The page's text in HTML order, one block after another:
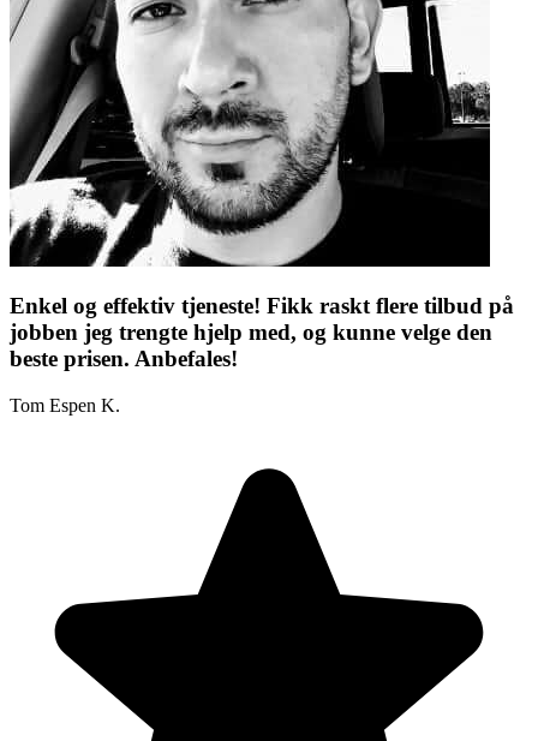
Enkel og effektiv tjeneste! Fikk raskt flere tilbud på
jobben jeg trengte hjelp med, og kunne velge den
beste prisen. Anbefales!
Tom Espen K.